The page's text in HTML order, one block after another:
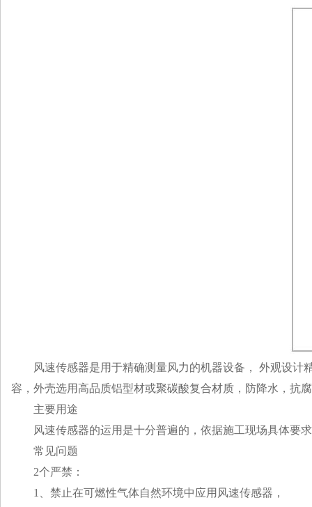
风速传感器是用于精确测量风力的机器设备， 外观设
容，外壳选用高品质铝型材或聚碳酸复合材质，防降水，抗
主要用途
风速传感器的运用是十分普遍的，依据施工现场具体要
常见问题
2个严禁：
1、禁止在可燃性气体自然环境中应用风速传感器，